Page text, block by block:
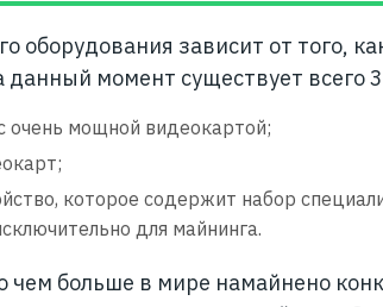
оборудования зависит от того,
данный момент существует всего
очень мощной видеокартой;
которое содержит набор
для майнинга.
чем больше в мире намайнено